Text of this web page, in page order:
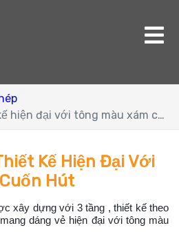
đại với tông màu xám cuốn hút
Kế Hiện Đại Với
Hút
xây dựng với 3 tầng , thiết kế theo
dáng vẻ hiện đại với tông màu